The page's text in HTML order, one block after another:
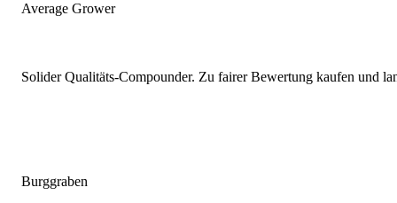
Average Grower
Solider Qualitäts-Compounder. Zu fairer Bewertung kaufen und
Burggraben